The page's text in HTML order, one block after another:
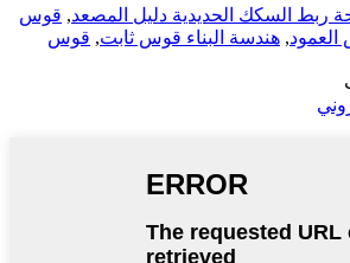
ربط السكك الحديدية دليل المصعد, قوس
العمود, هندسة البناء قوس ثابت, قوس